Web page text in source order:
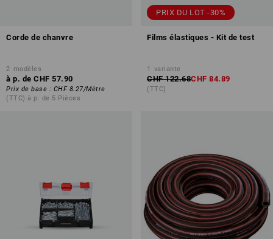
Corde de chanvre
2 modèles
à p. de CHF 57.90
Prix de base : CHF 8.27/Mètre
(TTC) à p. de 5 Pièces
PRIX DU LOT -30%
Films élastiques - Kit de test
1 variante
CHF 122.68CHF 84.89
(TTC)